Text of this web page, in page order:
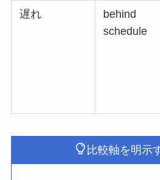
遅れ
behind
schedule
比較軸を明示